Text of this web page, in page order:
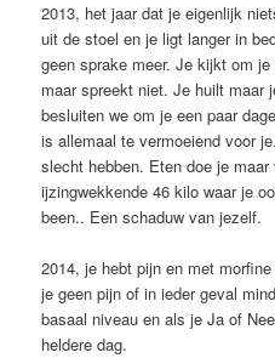
2013, het jaar dat je eigenlijk
uit de stoel en je ligt langer in
geen sprake meer. Je kijkt om
maar spreekt niet. Je huilt maar
besluiten we om je een paar
is allemaal te vermoeiend voor
slecht hebben. Eten doe je
ijzingwekkende 46 kilo waar je
been.. Een schaduw van jezelf.
2014, je hebt pijn en met
je geen pijn of in ieder geval
basaal niveau en als je Ja of
heldere dag.